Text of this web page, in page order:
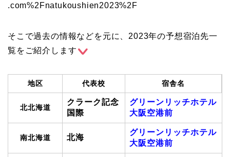
.com%2Fnatukoushien2023%2F
そこで過去の情報などを元に、2023年の予想宿泊先一
覧をご紹介します
地区 代表校 宿舎名
北北海道
クラーク記念
国際
グリーンリッチホテル
大阪空港前
南北海道 北海
グリーンリッチホテル
大阪空港前